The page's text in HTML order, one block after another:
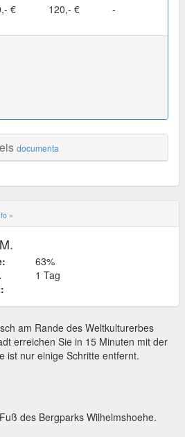
€ 120,- € -
documenta
»
63%
1 Tag
am Rande des Weltkulturerbes
erreichen Sie in 15 Minuten mit der
ist nur einige Schritte entfernt.
des Bergparks Wilhelmshoehe.